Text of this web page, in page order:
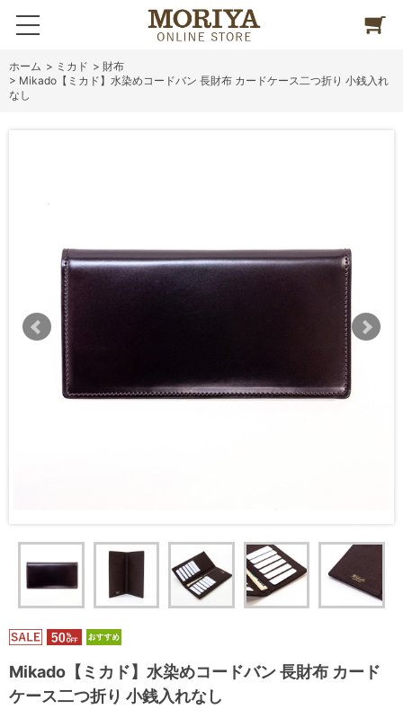
ホーム > ミカド > 財布
> Mikado【ミカド】水染めコードバン 長財布 カードケース二つ折り 小銭入れ
なし
Mikado【ミカド】水染めコードバン 長財布 カード
ケース二つ折り 小銭入れなし